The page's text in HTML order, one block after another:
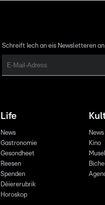
Schreift Iech an eis Newsletteren an
Life
News
Gastronomie
Gesondheet
Reesen
Spenden
Déiererubrik
Horoskop
News
Kino